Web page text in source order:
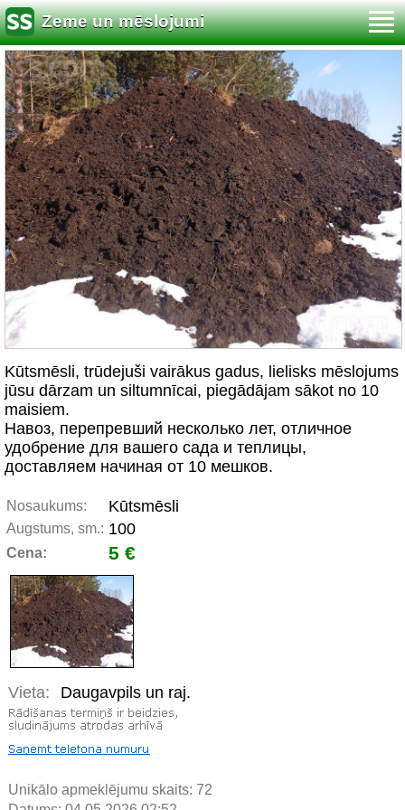
Zeme un mēslojumi
Kūtsmēsli, trūdejuši vairākus gadus, lielisks mēslojums
jūsu dārzam un siltumnīcai, piegādājam sākot no 10
maisiem.
Навоз, перепревший несколько лет, отличное
удобрение для вашего сада и теплицы,
доставляем начиная от 10 мешков.
Nosaukums: Kūtsmēsli
Augstums, sm.: 100
Cena: 5 €
Vieta: Daugavpils un raj.
Unikālo apmeklējumu skaits: 72